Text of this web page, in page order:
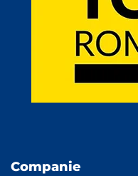
Companie